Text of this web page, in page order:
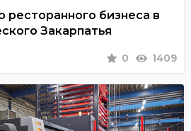
ресторанного бизнеса в
Закарпатья
0 1409